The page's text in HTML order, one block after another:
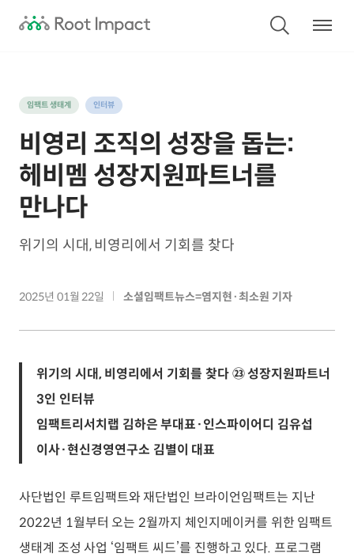
임팩트 생태계 인터뷰
비영리 조직의 성장을 돕는:
헤비멤 성장지원파트너를
만나다
위기의 시대, 비영리에서 기회를 찾다
2025년 01월 22일 소셜임팩트뉴스=염지현·최소원 기자
위기의 시대, 비영리에서 기회를 찾다 ㉓ 성장지원파트너
3인 인터뷰
임팩트리서치랩 김하은 부대표·인스파이어디 김유섭
이사·현신경영연구소 김별이 대표
사단법인 루트임팩트와 재단법인 브라이언임팩트는 지난
2022년 1월부터 오는 2월까지 체인지메이커를 위한 임팩트
생태계 조성 사업 ‘임팩트 씨드’를 진행하고 있다. 프로그램